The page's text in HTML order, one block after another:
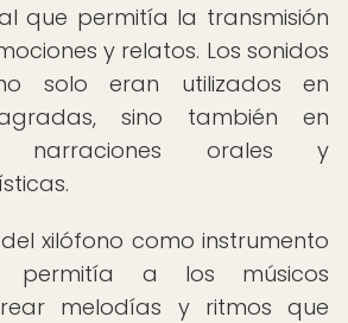
que permitía la transmisión
y relatos. Los sonidos
solo eran utilizados en
sino también en
narraciones orales y
xilófono como instrumento
permitía a los músicos
melodías y ritmos que